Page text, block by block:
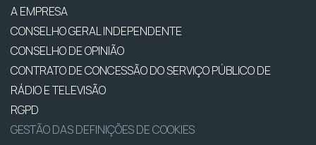
A EMPRESA
CONSELHO GERAL INDEPENDENTE
CONSELHO DE OPINIÃO
CONTRATO DE CONCESSÃO DO SERVIÇO PÚBLICO DE
RÁDIO E TELEVISÃO
RGPD
GESTÃO DAS DEFINIÇÕES DE COOKIES